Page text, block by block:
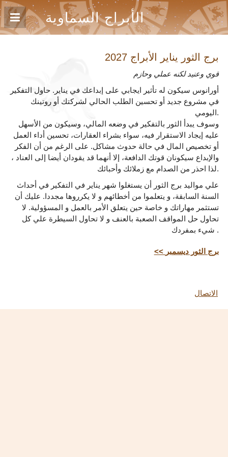
الأبراج السماوية
برج الثور يناير الأبراج 2027
قوي وعنيد لكنه عملي وحازم
أورانوس سيكون له تأثير ايجابي على إبداعك في يناير. حاول التفكير
في مشروع جديد أو تحسين الطلب الحالي لشركتك أو روتينك
اليومي.
وسوف يبدأ الثور بالتفكير في وضعه المالي، وسيكون من الأسهل
عليه إيجاد الاستقرار فيه، سواء بشراء العقارات، تحسين أداء العمل
أو تخصيص المال في حالة حدوث مشاكل. على الرغم من أن الفكر
والإبداع سيكونان قوتك الدافعة، إلا أنهما قد يقودان أيضا إلى العناد ،
لذا احذر من الصدام مع زملائك وأحبائك.
علي مواليد برج الثور أن يستغلوا شهر يناير في التفكير في أحداث
السنة السابقة، و يتعلموا من أخطائهم و لا يكرروها مجددا. عليك أن
تستثمر مهاراتك و خاصة حين يتعلق الأمر بالعمل و المسؤولية. لا
تحاول حل المواقف الصعبة بالعنف و لا تحاول السيطرة علي كل
شيء بمفردك .
<< برج الثور ديسمبر
الاتصال